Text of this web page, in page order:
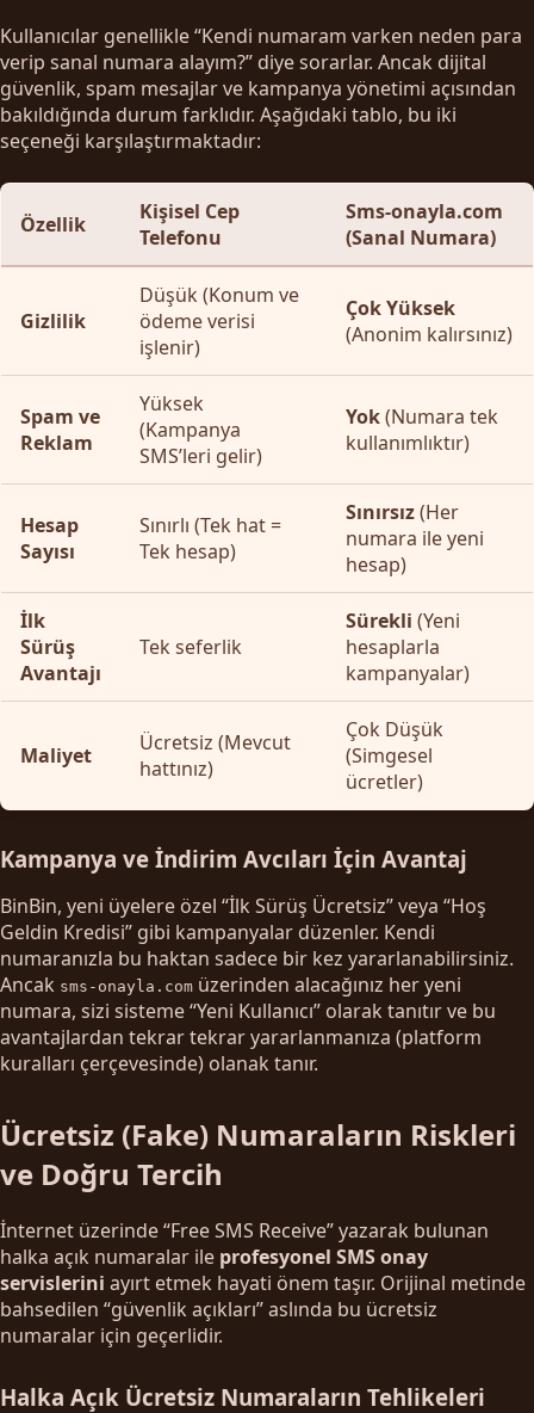
Kullanıcılar genellikle “Kendi numaram varken neden para
verip sanal numara alayım?” diye sorarlar. Ancak dijital
güvenlik, spam mesajlar ve kampanya yönetimi açısından
bakıldığında durum farklıdır. Aşağıdaki tablo, bu iki
seçeneği karşılaştırmaktadır:
Özellik
Kişisel Cep
Telefonu
Sms-onayla.com
(Sanal Numara)
Gizlilik
Düşük (Konum ve
ödeme verisi
işlenir)
Çok Yüksek
(Anonim kalırsınız)
Spam ve
Reklam
Yüksek
(Kampanya
SMS’leri gelir)
Yok(Numara tek
kullanımlıktır)
Hesap
Sayısı
Sınırlı (Tek hat =
Tek hesap)
Sınırsız(Her
numara ile yeni
hesap)
İlk
Sürüş
Avantajı
Tek seferlik
Sürekli (Yeni
hesaplarla
kampanyalar)
Maliyet
Ücretsiz (Mevcut
hattınız)
Çok Düşük
(Simgesel
ücretler)
Kampanya ve İndirim Avcıları İçin Avantaj
BinBin, yeni üyelere özel “İlk Sürüş Ücretsiz” veya “Hoş
Geldin Kredisi” gibi kampanyalar düzenler. Kendi
numaranızla bu haktan sadece bir kez yararlanabilirsiniz.
Ancak sms-onayla.com üzerinden alacağınız her yeni
numara, sizi sisteme “Yeni Kullanıcı” olarak tanıtır ve bu
avantajlardan tekrar tekrar yararlanmanıza (platform
kuralları çerçevesinde) olanak tanır.
Ücretsiz (Fake) Numaraların Riskleri
ve Doğru Tercih
İnternet üzerinde “Free SMS Receive” yazarak bulunan
halka açık numaralar ile profesyonel SMS onay
servislerini ayırt etmek hayati önem taşır. Orijinal metinde
bahsedilen “güvenlik açıkları” aslında bu ücretsiz
numaralar için geçerlidir.
Halka Açık Ücretsiz Numaraların Tehlikeleri